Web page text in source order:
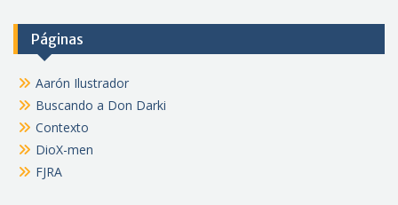
Páginas
Aarón Ilustrador
Buscando a Don Darki
Contexto
DioX-men
FJRA